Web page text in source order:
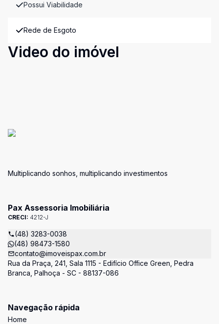
Possui Viabilidade
Rede de Esgoto
Video do imóvel
Multiplicando sonhos, multiplicando investimentos
Pax Assessoria Imobiliária
CRECI: 4212-J
(48) 3283-0038
(48) 98473-1580
contato@imoveispax.com.br
Rua da Praça, 241, Sala 1115 - Edifício Office Green, Pedra
Branca, Palhoça - SC - 88137-086
Navegação rápida
Home